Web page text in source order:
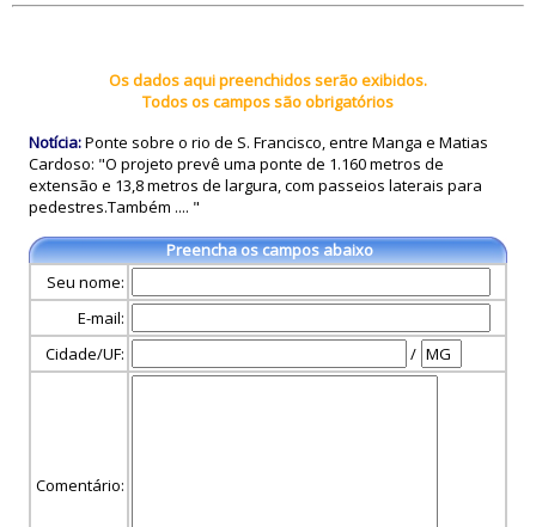
Os dados aqui preenchidos serão exibidos.
Todos os campos são obrigatórios
Notícia:Ponte sobre o rio de S. Francisco, entre Manga e Matias
Cardoso: "O projeto prevê uma ponte de 1.160 metros de
extensão e 13,8 metros de largura, com passeios laterais para
pedestres.Também .... "
Preencha os campos abaixo
Seu nome:
E-mail:
Cidade/UF:
/
Comentário: